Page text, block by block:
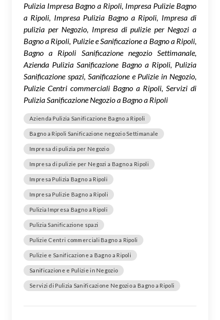
Pulizia Impresa Bagno a Ripoli, Impresa Pulizie Bagno
a Ripoli, Impresa Pulizia Bagno a Ripoli, Impresa di
pulizia per Negozio, Impresa di pulizie per Negozi a
Bagno a Ripoli, Pulizie e Sanificazione a Bagno a Ripoli,
Bagno a Ripoli Sanificazione negozio Settimanale,
Azienda Pulizia Sanificazione Bagno a Ripoli, Pulizia
Sanificazione spazi, Sanificazione e Pulizie in Negozio,
Pulizie Centri commerciali Bagno a Ripoli, Servizi di
Pulizia Sanificazione Negozio a Bagno a Ripoli
Azienda Pulizia Sanificazione Bagno a Ripoli
Bagno a Ripoli Sanificazione negozio Settimanale
Impresa di pulizia per Negozio
Impresa di pulizie per Negozi a Bagno a Ripoli
Impresa Pulizia Bagno a Ripoli
Impresa Pulizie Bagno a Ripoli
Pulizia Impresa Bagno a Ripoli
Pulizia Sanificazione spazi
Pulizie Centri commerciali Bagno a Ripoli
Pulizie e Sanificazione a Bagno a Ripoli
Sanificazione e Pulizie in Negozio
Servizi di Pulizia Sanificazione Negozio a Bagno a Ripoli